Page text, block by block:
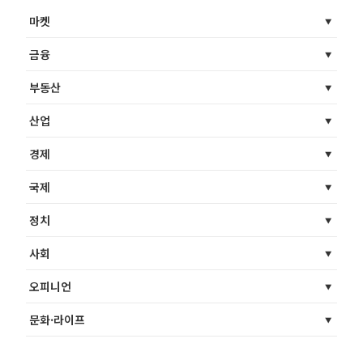
마켓
금융
부동산
산업
경제
국제
정치
사회
오피니언
문화·라이프